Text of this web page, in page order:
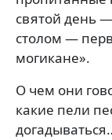
святой день
столом —
могикане».
О чем они
какие пели